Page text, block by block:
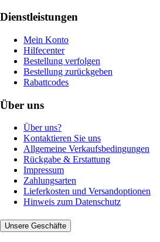
Dienstleistungen
Mein Konto
Hilfecenter
Bestellung verfolgen
Bestellung zurückgeben
Rabattcodes
Über uns
Über uns?
Kontaktieren Sie uns
Allgemeine Verkaufsbedingungen
Rückgabe & Erstattung
Impressum
Zahlungsarten
Lieferkosten und Versandoptionen
Hinweis zum Datenschutz
Unsere Geschäfte